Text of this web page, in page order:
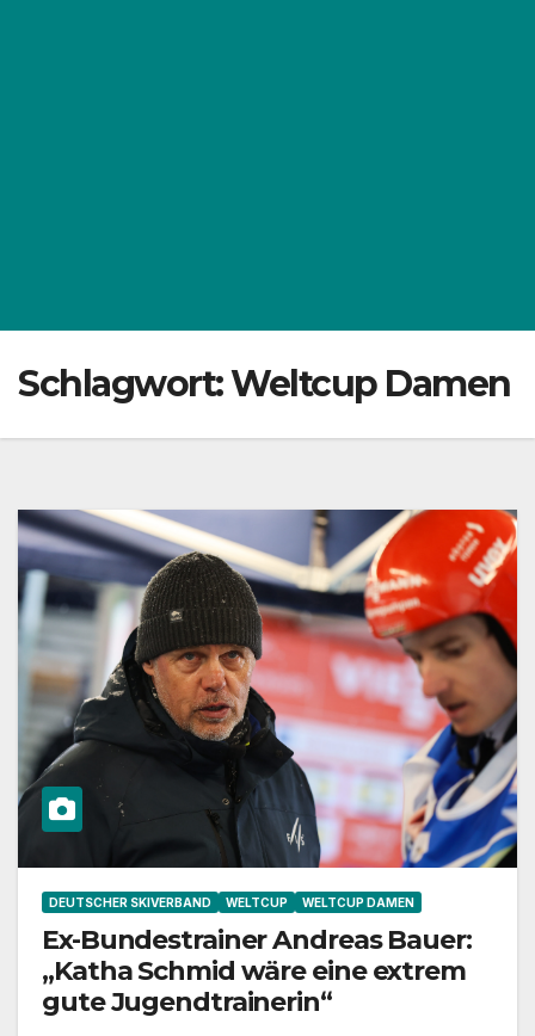
Schlagwort:Weltcup Damen
DEUTSCHER SKIVERBAND WELTCUP WELTCUP DAMEN
Ex-Bundestrainer Andreas Bauer:
„Katha Schmid wäre eine extrem
gute Jugendtrainerin“